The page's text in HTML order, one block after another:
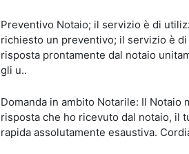
Preventivo Notaio; il servizio è di
richiesto un preventivo; il servizio è
risposta prontamente dal notaio
gli u..
Domanda in ambito Notarile: Il
risposta che ho ricevuto dal notaio, il
rapida assolutamente esaustiva.